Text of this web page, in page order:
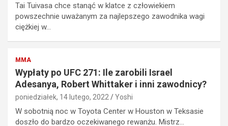
Tai Tuivasa chce stanąć w klatce z człowiekiem
powszechnie uważanym za najlepszego zawodnika wagi
ciężkiej w…
MMA
Wypłaty po UFC 271: Ile zarobili Israel
Adesanya, Robert Whittaker i inni zawodnicy?
poniedziałek, 14 lutego, 2022 Yoshi
W sobotnią noc w Toyota Center w Houston w Teksasie
doszło do bardzo oczekiwanego rewanżu. Mistrz…